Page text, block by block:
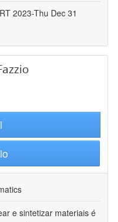
2023-Thu Dec 31
e sintetizar materiais é